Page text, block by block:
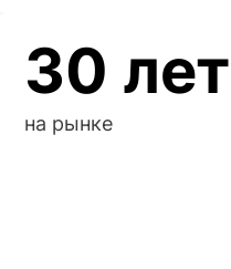
30 лет
на рынке